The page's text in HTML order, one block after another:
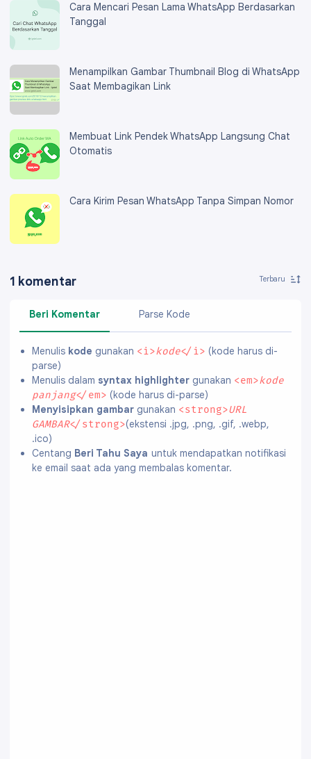
Cara Mencari Pesan Lama WhatsApp Berdasarkan
Tanggal
Menampilkan Gambar Thumbnail Blog di WhatsApp
Saat Membagikan Link
Membuat Link Pendek WhatsApp Langsung Chat
Otomatis
Cara Kirim Pesan WhatsApp Tanpa Simpan Nomor
1 komentar
Beri Komentar Parse Kode
Menulis kode gunakan <i>kode</i> (kode harus di-
parse)
Menulis dalam syntax highlightergunakan <em>kode
panjang</em> (kode harus di-parse)
Menyisipkan gambargunakan <strong>URL
GAMBAR</strong>(ekstensi .jpg, .png, .gif, .webp,
.ico)
Centang Beri Tahu Saya untuk mendapatkan notifikasi
ke email saat ada yang membalas komentar.